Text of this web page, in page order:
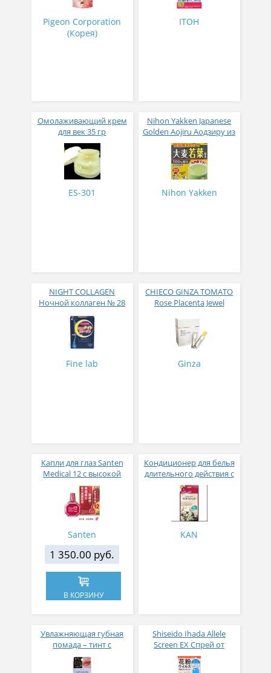
Pigeon Corporation
(Корея)
ITOH
Омолаживающий крем
для век 35 гр
ES-301
Nihon Yakken Japanese
Golden Aojiru Аодзиру из
листьев молодого
ячменя
Nihon Yakken
NIGHT COLLAGEN
Ночной коллаген № 28
Fine lab
CHIECO GINZA TOMATO
Rose Placenta Jewel
в желе № 30
Ginza
Капли для глаз Santen
Medical 12 с высокой
концентрацией
активных компонентов
12 мл
Santen
1 350.00 руб.
В КОРЗИНУ
Кондиционер для белья
длительного действия с
аромакапсулами с
экзотическим ароматом
500 мл
KAN
Увлажняющая губная
помада – тинт с
аппликатором KOJI,
Красно-оранжевый
Shiseido Ihada Allele
Screen EX Спрей от
вирусов и аллергий 50
гр